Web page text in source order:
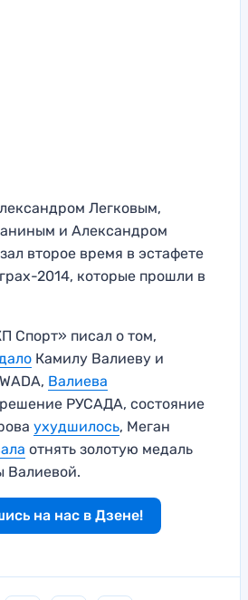
Легковым,
и Александром
второе время в эстафете
2014, которые прошли в
Спорт» писал о том,
Камилу Валиеву и
Валиева
РУСАДА, состояние
ухудшилось, Меган
отнять золотую медаль
Валиевой.
на нас в Дзене!